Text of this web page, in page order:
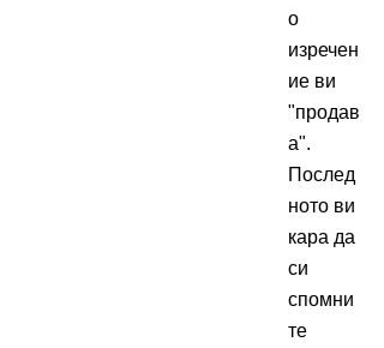
о
изречен
ие ви
"продав
а".
Послед
ното ви
кара да
си
спомни
те